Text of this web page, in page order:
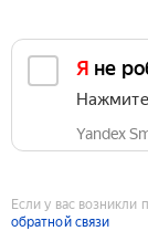
Я не
Yandex
Если у вас возникли
обратной связи